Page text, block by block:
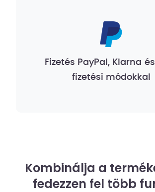
Fizetés PayPal, Klarna
fizetési módokkal
Kombinálja a
fedezzen fel több